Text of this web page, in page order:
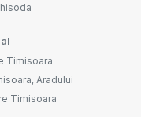
Timisoara
Aradului
Timisoara